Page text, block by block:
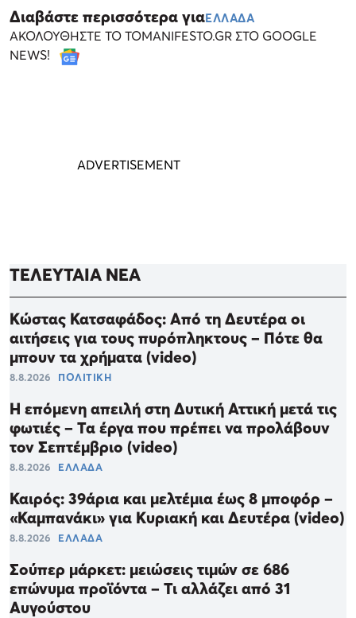
Διαβάστε περισσότερα γιαΕΛΛΑΔΑ
ΑΚΟΛΟΥΘΗΣΤΕ ΤΟ TOMANIFESTO.GR ΣΤΟ GOOGLE
NEWS!
ΤΕΛΕΥΤΑΙΑ ΝΕΑ
Κώστας Κατσαφάδος: Από τη Δευτέρα οι
αιτήσεις για τους πυρόπληκτους – Πότε θα
μπουν τα χρήματα (video)
8.8.2026 ΠΟΛΙΤΙΚΗ
Η επόμενη απειλή στη Δυτική Αττική μετά τις
φωτιές – Τα έργα που πρέπει να προλάβουν
τον Σεπτέμβριο (video)
8.8.2026 ΕΛΛΑΔΑ
Καιρός: 39άρια και μελτέμια έως 8 μποφόρ –
«Καμπανάκι» για Κυριακή και Δευτέρα (video)
8.8.2026 ΕΛΛΑΔΑ
Σούπερ μάρκετ: μειώσεις τιμών σε 686
επώνυμα προϊόντα – Τι αλλάζει από 31
Αυγούστου